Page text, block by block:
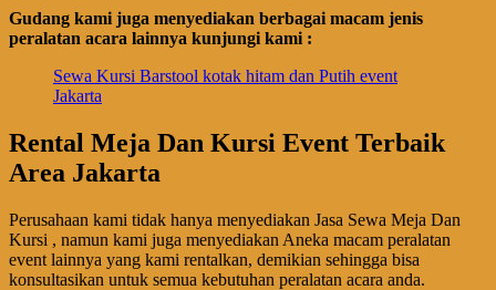
Gudang kami juga menyediakan berbagai macam jenis
peralatan acara lainnya kunjungi kami :
Sewa Kursi Barstool kotak hitam dan Putih event
Jakarta
Rental Meja Dan Kursi Event Terbaik
Area Jakarta
Perusahaan kami tidak hanya menyediakan Jasa Sewa Meja Dan
Kursi , namun kami juga menyediakan Aneka macam peralatan
event lainnya yang kami rentalkan, demikian sehingga bisa
konsultasikan untuk semua kebutuhan peralatan acara anda.